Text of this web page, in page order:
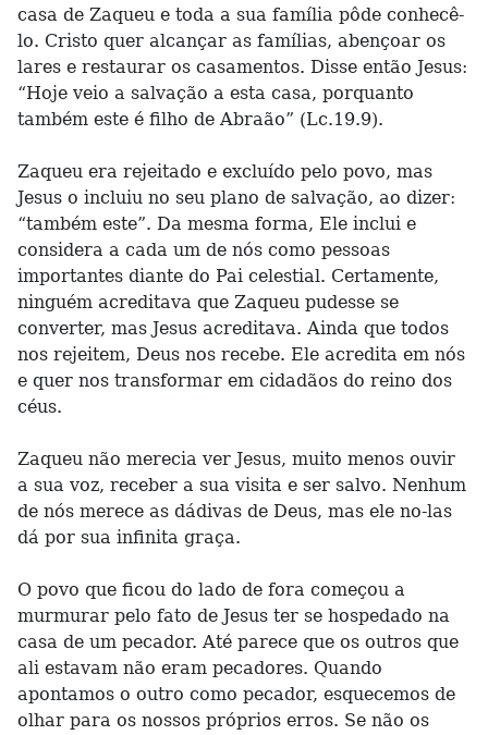
casa de Zaqueu e toda a sua família pôde conhecê-
lo. Cristo quer alcançar as famílias, abençoar os
lares e restaurar os casamentos. Disse então Jesus:
“Hoje veio a salvação a esta casa, porquanto
também este é filho de Abraão” (Lc.19.9).
Zaqueu era rejeitado e excluído pelo povo, mas
Jesus o incluiu no seu plano de salvação, ao dizer:
“também este”. Da mesma forma, Ele inclui e
considera a cada um de nós como pessoas
importantes diante do Pai celestial. Certamente,
ninguém acreditava que Zaqueu pudesse se
converter, mas Jesus acreditava. Ainda que todos
nos rejeitem, Deus nos recebe. Ele acredita em nós
e quer nos transformar em cidadãos do reino dos
céus.
Zaqueu não merecia ver Jesus, muito menos ouvir
a sua voz, receber a sua visita e ser salvo. Nenhum
de nós merece as dádivas de Deus, mas ele no-las
dá por sua infinita graça.
O povo que ficou do lado de fora começou a
murmurar pelo fato de Jesus ter se hospedado na
casa de um pecador. Até parece que os outros que
ali estavam não eram pecadores. Quando
apontamos o outro como pecador, esquecemos de
olhar para os nossos próprios erros. Se não os